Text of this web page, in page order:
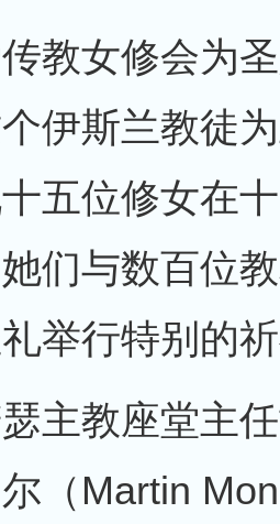
女修会为圣
伊斯兰教徒
五位修女在
们与数百位
举行特别的
教座堂主任
（Martin